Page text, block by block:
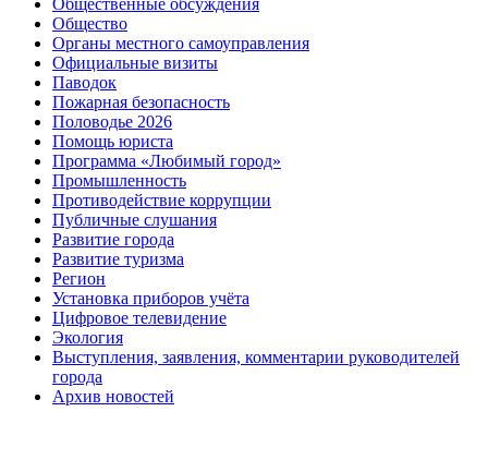
Общественные обсуждения
Общество
Органы местного самоуправления
Официальные визиты
Паводок
Пожарная безопасность
Половодье 2026
Помощь юриста
Программа «Любимый город»
Промышленность
Противодействие коррупции
Публичные слушания
Развитие города
Развитие туризма
Регион
Установка приборов учёта
Цифровое телевидение
Экология
Выступления, заявления, комментарии руководителей
города
Архив новостей